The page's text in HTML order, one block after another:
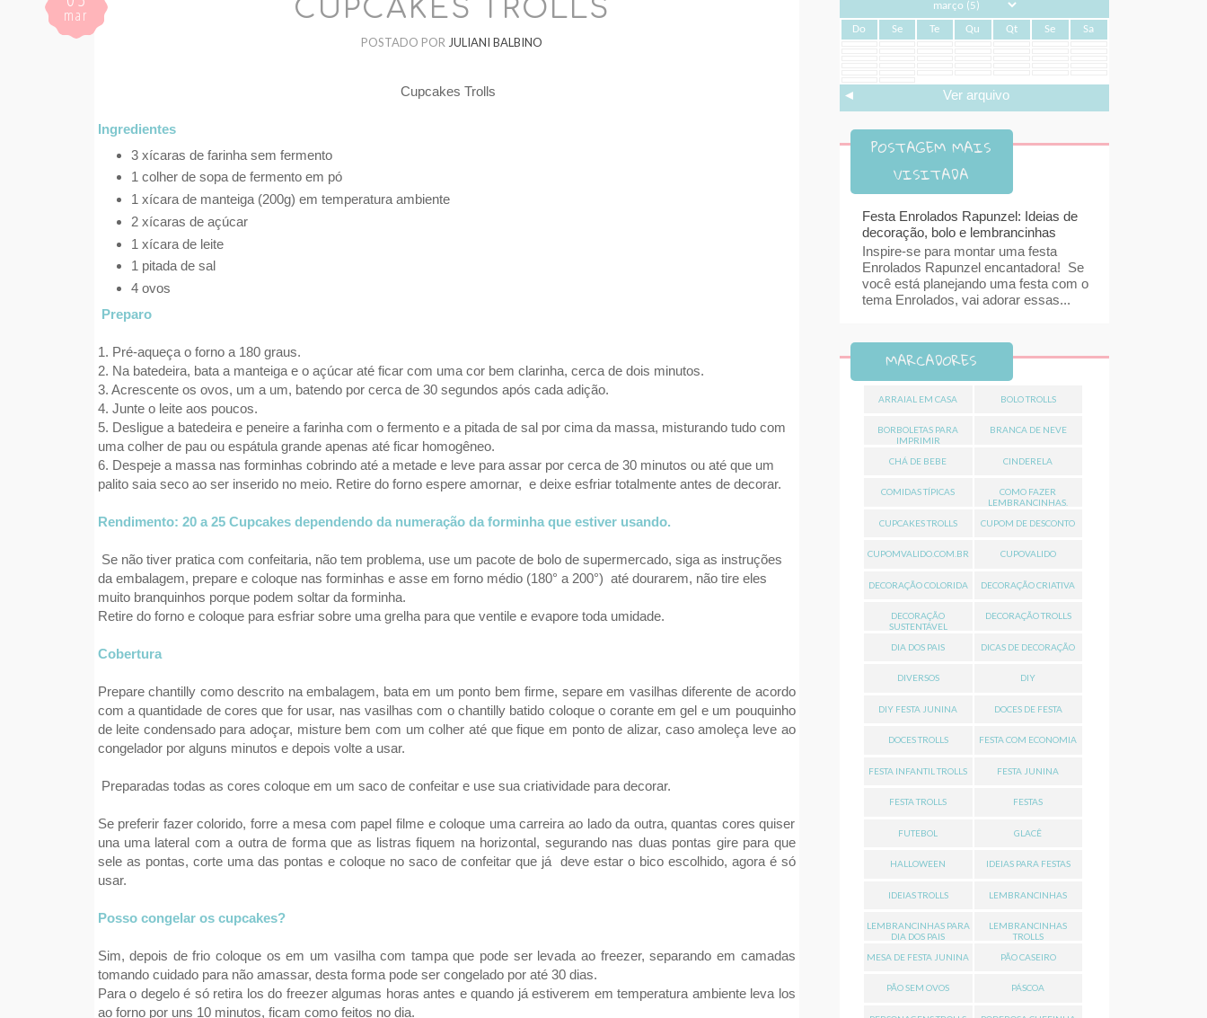
mar CUPCAKES TROLLS
POSTADO POR JULIANI BALBINO
Cupcakes Trolls
Ingredientes
3 xícaras de farinha sem fermento
1 colher de sopa de fermento em pó
1 xícara de manteiga (200g) em temperatura ambiente
2 xícaras de açúcar
1 xícara de leite
1 pitada de sal
4 ovos
Preparo
1. Pré-aqueça o forno a 180 graus.
2. Na batedeira, bata a manteiga e o açúcar até ficar com uma cor bem clarinha, cerca de dois minutos.
3. Acrescente os ovos, um a um, batendo por cerca de 30 segundos após cada adição.
4. Junte o leite aos poucos.
5. Desligue a batedeira e peneire a farinha com o fermento e a pitada de sal por cima da massa, misturando tudo com
uma colher de pau ou espátula grande apenas até ficar homogêneo.
6. Despeje a massa nas forminhas cobrindo até a metade e leve para assar por cerca de 30 minutos ou até que um
palito saia seco ao ser inserido no meio. Retire do forno espere amornar, e deixe esfriar totalmente antes de decorar.
Rendimento: 20 a 25 Cupcakes dependendo da numeração da forminha que estiver usando.
Se não tiver pratica com confeitaria, não tem problema, use um pacote de bolo de supermercado, siga as instruções
da embalagem, prepare e coloque nas forminhas e asse em forno médio (180° a 200°) até dourarem, não tire eles
muito branquinhos porque podem soltar da forminha.
Retire do forno e coloque para esfriar sobre uma grelha para que ventile e evapore toda umidade.
Cobertura
Prepare chantilly como descrito na embalagem, bata em um ponto bem firme, separe em vasilhas diferente de acordo
com a quantidade de cores que for usar, nas vasilhas com o chantilly batido coloque o corante em gel e um pouquinho
de leite condensado para adoçar, misture bem com um colher até que fique em ponto de alizar, caso amoleça leve ao
congelador por alguns minutos e depois volte a usar.
Preparadas todas as cores coloque em um saco de confeitar e use sua criatividade para decorar.
Se preferir fazer colorido, forre a mesa com papel filme e coloque uma carreira ao lado da outra, quantas cores quiser
una uma lateral com a outra de forma que as listras fiquem na horizontal, segurando nas duas pontas gire para que
sele as pontas, corte uma das pontas e coloque no saco de confeitar que já deve estar o bico escolhido, agora é só
usar.
Posso congelar os cupcakes?
Sim, depois de frio coloque os em um vasilha com tampa que pode ser levada ao freezer, separando em camadas
tomando cuidado para não amassar, desta forma pode ser congelado por até 30 dias.
Para o degelo é só retira los do freezer algumas horas antes e quando já estiverem em temperatura ambiente leva los
ao forno por uns 10 minutos, ficam como feitos no dia.
Do Se Te Qu Qt Se Sa
◄ Ver arquivo
POSTAGEM MAIS
VISITADA
Festa Enrolados Rapunzel: Ideias de
decoração, bolo e lembrancinhas
Inspire-se para montar uma festa
Enrolados Rapunzel encantadora! Se
você está planejando uma festa com o
tema Enrolados, vai adorar essas...
MARCADORES
ARRAIAL EM CASA BOLO TROLLS
BORBOLETAS PARA
IMPRIMIR
BRANCA DE NEVE
CHÁ DE BEBE CINDERELA
COMIDAS TÍPICAS
COMO FAZER
LEMBRANCINHAS.
CUPCAKES TROLLS
CUPOM DE DESCONTO
CUPOMVALIDO.COM.BR CUPOVALIDO
DECORAÇÃO COLORIDA DECORAÇÃO CRIATIVA
DECORAÇÃO
SUSTENTÁVEL
DECORAÇÃO TROLLS
DIA DOS PAIS DICAS DE DECORAÇÃO
DIVERSOS DIY
DIY FESTA JUNINA DOCES DE FESTA
DOCES TROLLS FESTA COM ECONOMIA
FESTA INFANTIL TROLLS FESTA JUNINA
FESTA TROLLS FESTAS
FUTEBOL GLACÊ
HALLOWEEN IDEIAS PARA FESTAS
IDEIAS TROLLS LEMBRANCINHAS
LEMBRANCINHAS PARA
DIA DOS PAIS
LEMBRANCINHAS
TROLLS
MESA DE FESTA JUNINA
PÃO CASEIRO
PÃO SEM OVOS PÁSCOA